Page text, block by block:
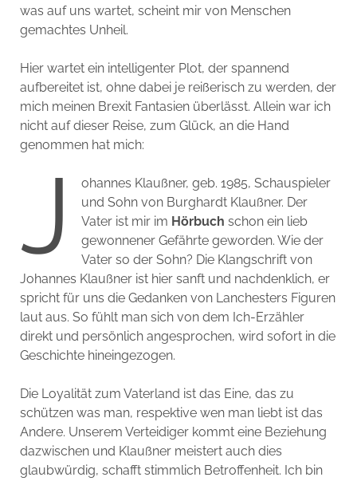
was auf uns wartet, scheint mir von Menschen
gemachtes Unheil.
Hier wartet ein intelligenter Plot, der spannend
aufbereitet ist, ohne dabei je reißerisch zu werden, der
mich meinen Brexit Fantasien überlässt. Allein war ich
nicht auf dieser Reise, zum Glück, an die Hand
genommen hat mich:
J
ohannes Klaußner, geb. 1985, Schauspieler
und Sohn von Burghardt Klaußner. Der
Vater ist mir im Hörbuch schon ein lieb
gewonnener Gefährte geworden. Wie der
Vater so der Sohn? Die Klangschrift von
Johannes Klaußner ist hier sanft und nachdenklich, er
spricht für uns die Gedanken von Lanchesters Figuren
laut aus. So fühlt man sich von dem Ich-Erzähler
direkt und persönlich angesprochen, wird sofort in die
Geschichte hineingezogen.
Die Loyalität zum Vaterland ist das Eine, das zu
schützen was man, respektive wen man liebt ist das
Andere. Unserem Verteidiger kommt eine Beziehung
dazwischen und Klaußner meistert auch dies
glaubwürdig, schafft stimmlich Betroffenheit. Ich bin